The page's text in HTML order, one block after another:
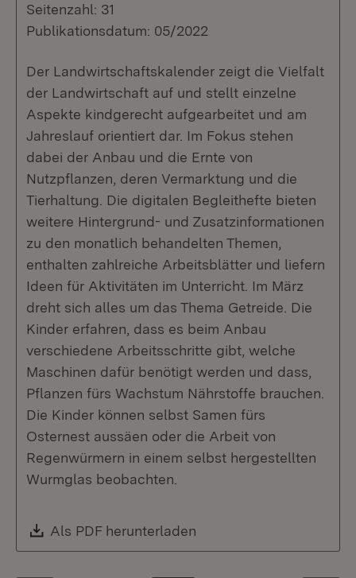
Seitenzahl: 31
Publikationsdatum: 05/2022
Der Landwirtschaftskalender zeigt die Vielfalt
der Landwirtschaft auf und stellt einzelne
Aspekte kindgerecht aufgearbeitet und am
Jahreslauf orientiert dar. Im Fokus stehen
dabei der Anbau und die Ernte von
Nutzpflanzen, deren Vermarktung und die
Tierhaltung. Die digitalen Begleithefte bieten
weitere Hintergrund- und Zusatzinformationen
zu den monatlich behandelten Themen,
enthalten zahlreiche Arbeitsblätter und liefern
Ideen für Aktivitäten im Unterricht. Im März
dreht sich alles um das Thema Getreide. Die
Kinder erfahren, dass es beim Anbau
verschiedene Arbeitsschritte gibt, welche
Maschinen dafür benötigt werden und dass,
Pflanzen fürs Wachstum Nährstoffe brauchen.
Die Kinder können selbst Samen fürs
Osternest aussäen oder die Arbeit von
Regenwürmern in einem selbst hergestellten
Wurmglas beobachten.
Download:
Als PDF herunterladen